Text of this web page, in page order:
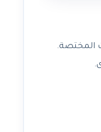
المختصة.